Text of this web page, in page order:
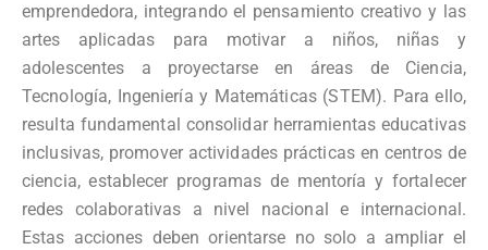
emprendedora, integrando el pensamiento creativo y las
artes aplicadas para motivar a niños, niñas y
adolescentes a proyectarse en áreas de Ciencia,
Tecnología, Ingeniería y Matemáticas (STEM). Para ello,
resulta fundamental consolidar herramientas educativas
inclusivas, promover actividades prácticas en centros de
ciencia, establecer programas de mentoría y fortalecer
redes colaborativas a nivel nacional e internacional.
Estas acciones deben orientarse no solo a ampliar el